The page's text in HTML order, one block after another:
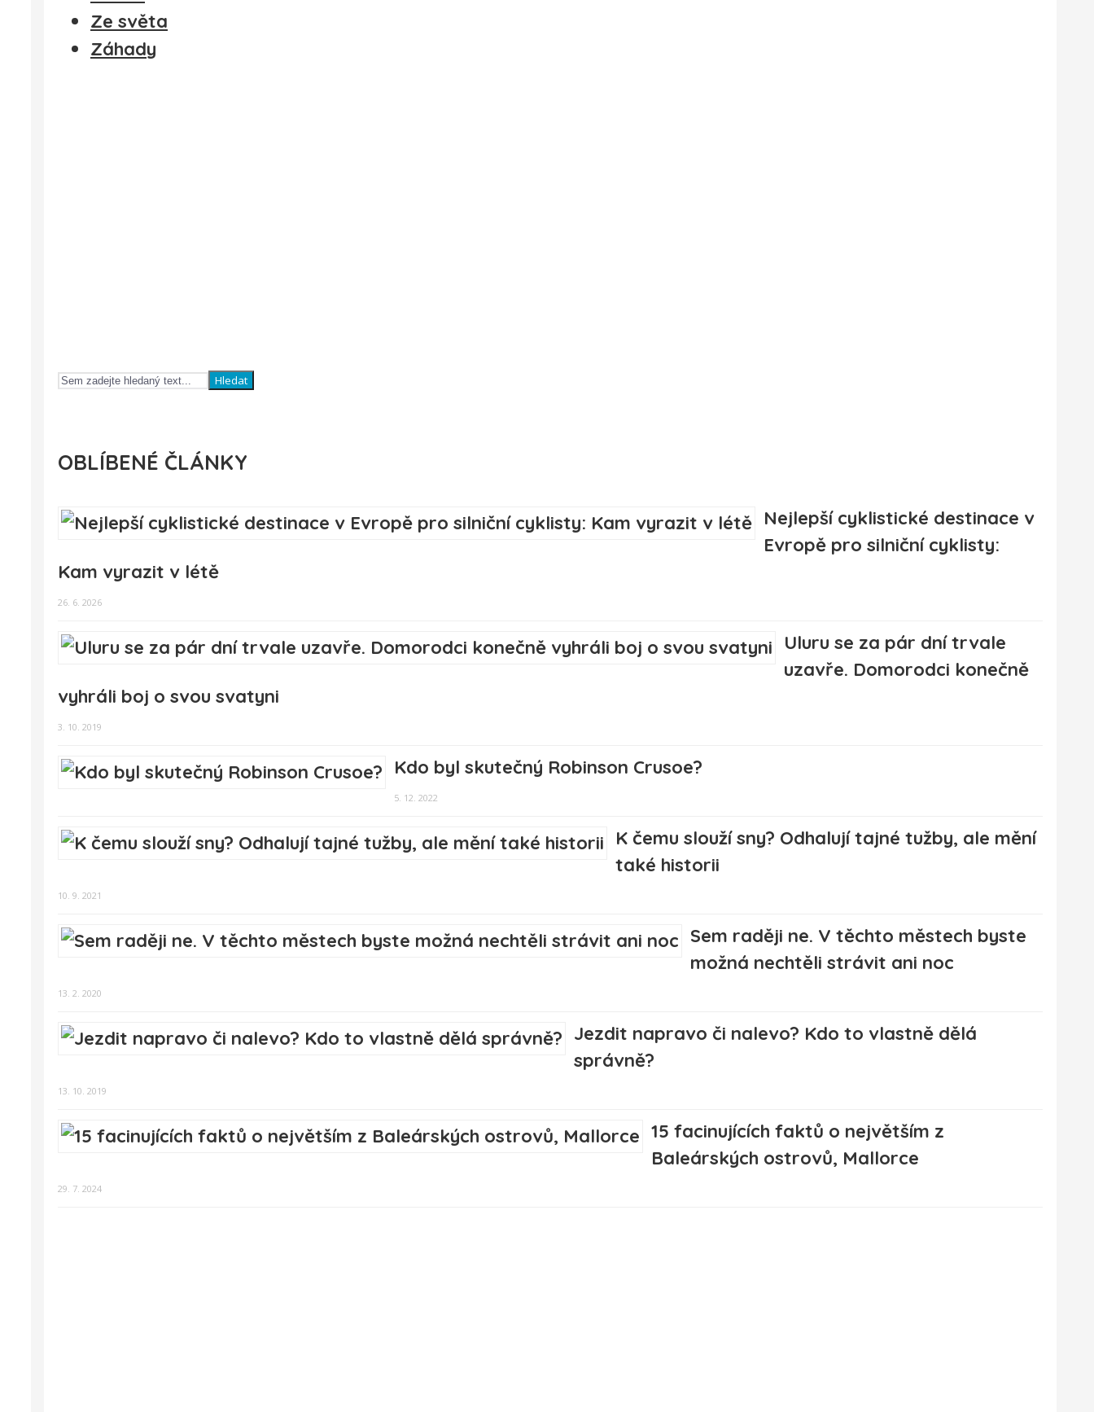
Ze světa
Záhady
Hledat
OBLÍBENÉ ČLÁNKY
Nejlepší cyklistické destinace v
Evropě pro silniční cyklisty:
Kam vyrazit v létě
26. 6. 2026
Uluru se za pár dní trvale
uzavře. Domorodci konečně
vyhráli boj o svou svatyni
3. 10. 2019
Kdo byl skutečný Robinson Crusoe?
5. 12. 2022
K čemu slouží sny? Odhalují tajné tužby, ale mění
také historii
10. 9. 2021
Sem raději ne. V těchto městech byste
možná nechtěli strávit ani noc
13. 2. 2020
Jezdit napravo či nalevo? Kdo to vlastně dělá
správně?
13. 10. 2019
15 facinujících faktů o největším z
Baleárských ostrovů, Mallorce
29. 7. 2024